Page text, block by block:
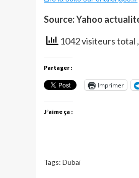
Source: Yahoo
1042 visiteurs total
Partager :
Imprimer
J’aime ça :
Tags: Dubaï